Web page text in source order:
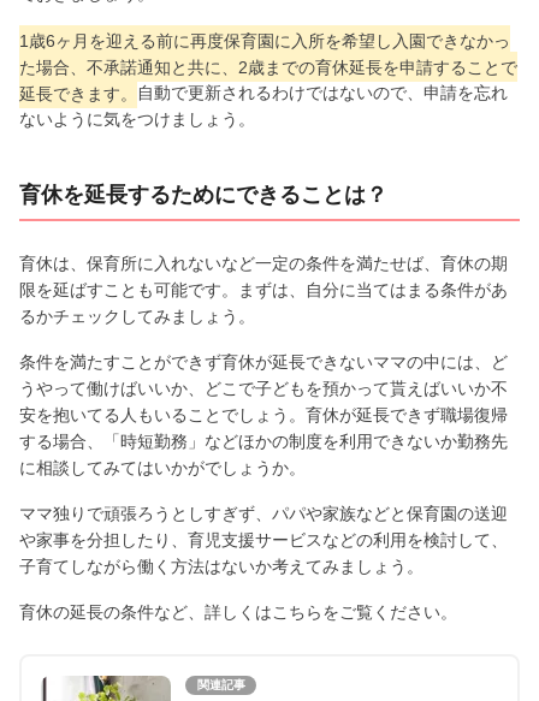
1歳6ヶ月を迎える前に再度保育園に入所を希望し入園できなかっ
た場合、不承諾通知と共に、2歳までの育休延長を申請することで
延長できます。
自動で更新されるわけではないので、申請を忘れ
ないように気をつけましょう。
育休を延長するためにできることは？
育休は、保育所に入れないなど一定の条件を満たせば、育休の期
限を延ばすことも可能です。まずは、自分に当てはまる条件があ
るかチェックしてみましょう。
条件を満たすことができず育休が延長できないママの中には、ど
うやって働けばいいか、どこで子どもを預かって貰えばいいか不
安を抱いてる人もいることでしょう。育休が延長できず職場復帰
する場合、「時短勤務」などほかの制度を利用できないか勤務先
に相談してみてはいかがでしょうか。
ママ独りで頑張ろうとしすぎず、パパや家族などと保育園の送迎
や家事を分担したり、育児支援サービスなどの利用を検討して、
子育てしながら働く方法はないか考えてみましょう。
育休の延長の条件など、詳しくはこちらをご覧ください。
関連記事